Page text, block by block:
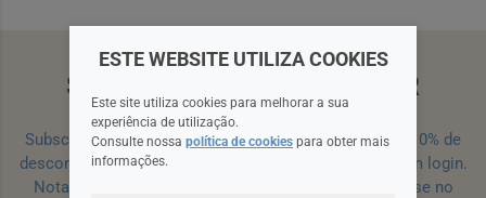
SUBSCREVA A NEWSLETTER
Subscreva a nossa newsletter e receba um cupão de 10% de
desconto para a sua próxima encomenda efetuada com login.
Nota: Para receber o cupão deverá primeiro registar-se no
ESTE WEBSITE UTILIZA COOKIES
Este site utiliza cookies para melhorar a sua
experiência de utilização.
Consulte nossa política de cookies para obter mais
informações.